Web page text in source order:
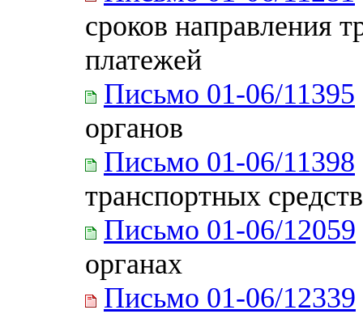
сроков направления
платежей
Письмо 01-06/11395
органов
Письмо 01-06/11398
транспортных средств
Письмо 01-06/12059
органах
Письмо 01-06/12339